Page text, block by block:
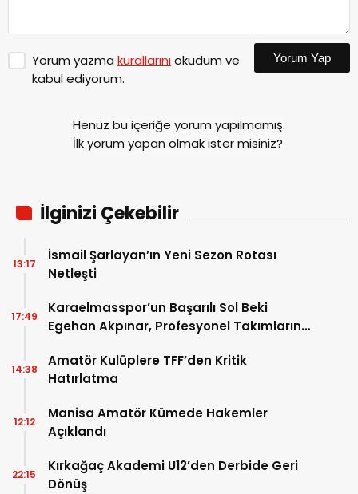
Yorum yazma kurallarınıokudum ve
kabul ediyorum.
Yorum Yap
Henüz bu içeriğe yorum yapılmamış.
İlk yorum yapan olmak ister misiniz?
İlginizi Çekebilir
İsmail Şarlayan’ın Yeni Sezon Rotası
Netleşti
13:17
Karaelmasspor’un Başarılı Sol Beki
Egehan Akpınar, Profesyonel Takımların
17:49
Amatör Kulüplere TFF’den Kritik
Hatırlatma
14:38
Manisa Amatör Kümede Hakemler
Açıklandı
12:12
Kırkağaç Akademi U12’den Derbide Geri
Dönüş
22:15